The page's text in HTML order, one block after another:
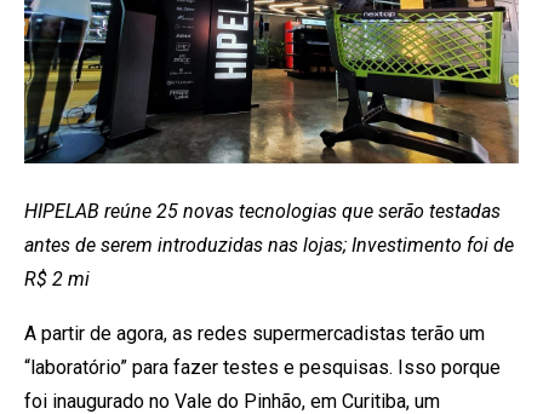
HIPELAB reúne 25 novas tecnologias que serão testadas
antes de serem introduzidas nas lojas; Investimento foi de
R$ 2 mi
A partir de agora, as redes supermercadistas terão um
“laboratório” para fazer testes e pesquisas. Isso porque
foi inaugurado no Vale do Pinhão, em Curitiba, um